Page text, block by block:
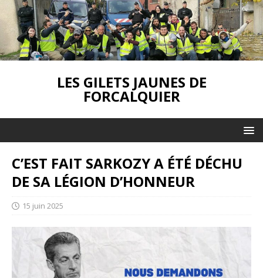
LES GILETS JAUNES DE
FORCALQUIER
C’EST FAIT SARKOZY A ÉTÉ DÉCHU
DE SA LÉGION D’HONNEUR
15 juin 2025